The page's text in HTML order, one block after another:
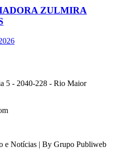
ZULMIRA
5 - 2040-228 - Rio Maior
e Notícias | By Grupo Publiweb